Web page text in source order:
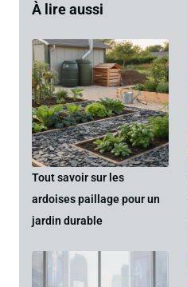
À lire aussi
Tout savoir sur les
ardoises paillage pour un
jardin durable